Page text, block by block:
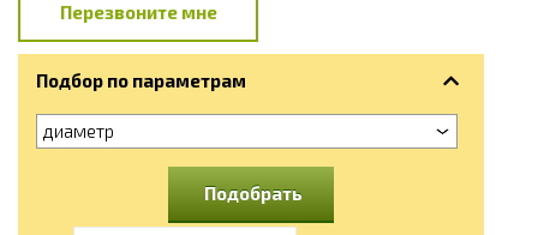
Перезвоните мне
Подбор по параметрам
диаметр
Подобрать